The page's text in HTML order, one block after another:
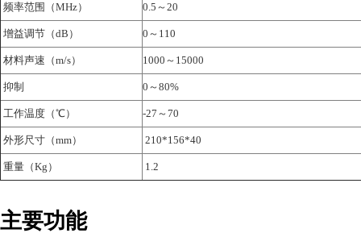
频率范围（MHz） 0.5～20
增益调节（dB） 0～110
材料声速（m/s） 1000～15000
抑制 0～80%
工作温度（℃） -27～70
外形尺寸（mm） 210*156*40
重量（Kg） 1.2
主要功能